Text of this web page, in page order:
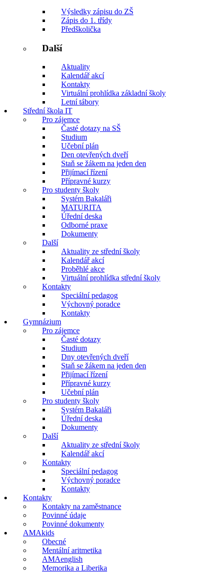
Výsledky zápisu do ZŠ
Zápis do 1. třídy
Předškolička
Další
Aktuality
Kalendář akcí
Kontakty
Virtuální prohlídka základní školy
Letní tábory
Střední škola IT
Pro zájemce
Časté dotazy na SŠ
Studium
Učební plán
Den otevřených dveří
Staň se žákem na jeden den
Přijímací řízení
Přípravné kurzy
Pro studenty školy
Systém Bakaláři
MATURITA
Úřední deska
Odborné praxe
Dokumenty
Další
Aktuality ze střední školy
Kalendář akcí
Proběhlé akce
Virtuální prohlídka střední školy
Kontakty
Speciální pedagog
Výchovný poradce
Kontakty
Gymnázium
Pro zájemce
Časté dotazy
Studium
Dny otevřených dveří
Staň se žákem na jeden den
Přijímací řízení
Přípravné kurzy
Učební plán
Pro studenty školy
Systém Bakaláři
Úřední deska
Dokumenty
Další
Aktuality ze střední školy
Kalendář akcí
Kontakty
Speciální pedagog
Výchovný poradce
Kontakty
Kontakty
Kontakty na zaměstnance
Povinné údaje
Povinné dokumenty
AMAkids
Obecné
Mentální aritmetika
AMAenglish
Memorika a Liberika